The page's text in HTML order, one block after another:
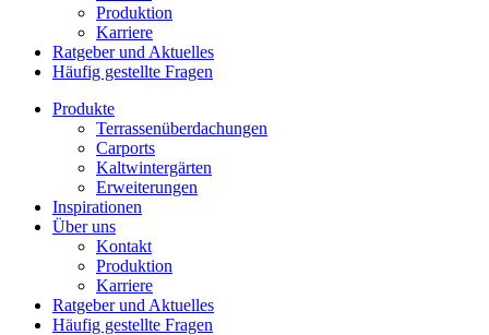
Produktion
Karriere
Ratgeber und Aktuelles
Häufig gestellte Fragen
Produkte
Terrassenüberdachungen
Carports
Kaltwintergärten
Erweiterungen
Inspirationen
Über uns
Kontakt
Produktion
Karriere
Ratgeber und Aktuelles
Häufig gestellte Fragen